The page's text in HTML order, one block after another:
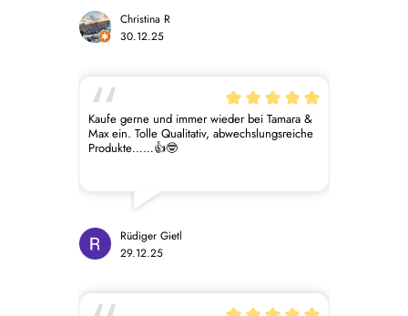
die exotischen Sorten sind es wirklich wert,
sie zu probieren. Große Empfehlung!
Christina R
30.12.25
Kaufe gerne und immer wieder bei Tamara &
Max ein. Tolle Qualitativ, abwechslungsreiche
Produkte……👍🤓
Rüdiger Gietl
29.12.25